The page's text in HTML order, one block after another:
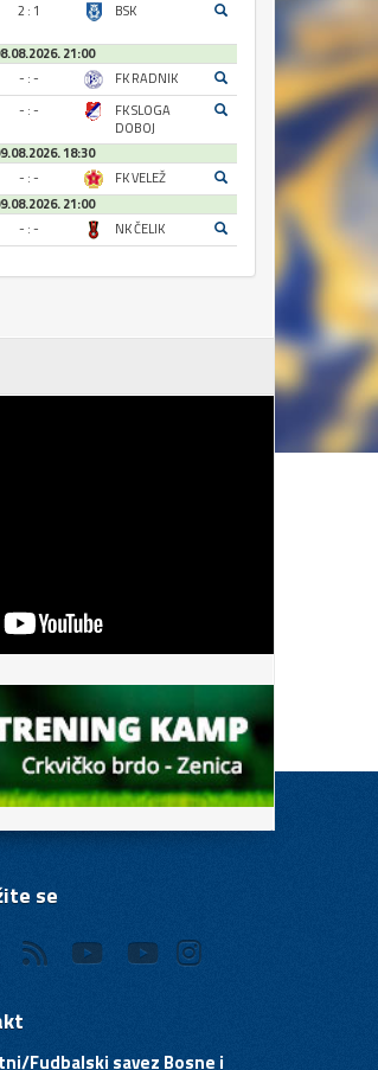
2 : 1 BSK
21:00
- : -
FK RADNIK
- : -
FK SLOGA
DOBOJ
18:30
- : -
FK VELEŽ
21:00
- : - NK ČELIK
se
Fudbalski savez Bosne i